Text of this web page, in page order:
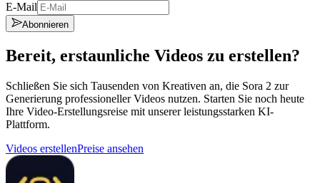
E-Mail
Abonnieren
Bereit, erstaunliche Videos zu erstellen?
Schließen Sie sich Tausenden von Kreativen an, die Sora 2 zur
Generierung professioneller Videos nutzen. Starten Sie noch heute
Ihre Video-Erstellungsreise mit unserer leistungsstarken KI-
Plattform.
Videos erstellenPreise ansehen